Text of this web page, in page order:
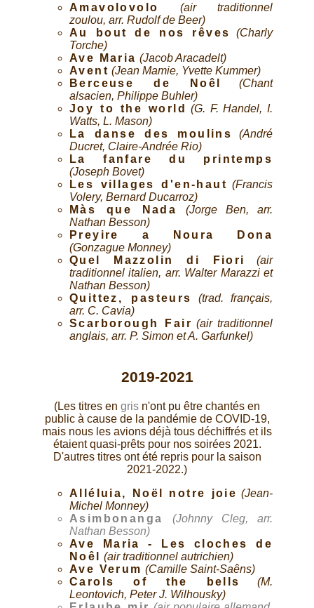
Amavolovolo
(air traditionnel
zoulou, arr. Rudolf de Beer)
Au bout de nos rêves
(Charly
Torche)
Ave Maria (Jacob Aracadelt)
Avent (Jean Mamie, Yvette Kummer)
Berceuse de Noêl
(Chant
alsacien, Philippe Buhler)
Joy to the world
(G. F. Handel, I.
Watts, L. Mason)
La danse des moulins
(André
Ducret, Claire-Andrée Rio)
La fanfare du printemps
(Joseph Bovet)
Les villages d'en-haut (Francis
Volery, Bernard Ducarroz)
Màs que Nada
(Jorge Ben, arr.
Nathan Besson)
Preyire a Noura Dona
(Gonzague Monney)
Quel Mazzolin di Fiori
(air
traditionnel italien, arr. Walter Marazzi et
Nathan Besson)
Quittez, pasteurs
(trad. français,
arr. C. Cavia)
Scarborough Fair (air traditionnel
anglais, arr. P. Simon et A. Garfunkel)
2019-2021
(Les titres en gris n'ont pu être chantés en
public à cause de la pandémie de COVID-19,
mais nous les avions déjà tous déchiffrés et ils
étaient quasi-prêts pour nos soirées 2021.
D'autres titres ont été repris pour la saison
2021-2022.)
Alléluia, Noël notre joie (Jean-
Michel Monney)
Asimbonanga
(Johnny Cleg, arr.
Nathan Besson)
Ave Maria - Les cloches de
Noêl
(air traditionnel autrichien)
Ave Verum (Camille Saint-Saêns)
Carols of the bells
(M.
Leontovich, Peter J. Wilhousky)